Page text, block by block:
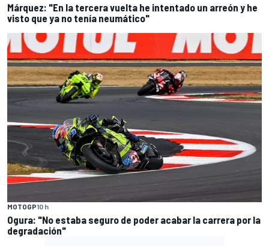
Márquez: "En la tercera vuelta he intentado un arreón y he
visto que ya no tenía neumático"
MOTOGP10 h
Ogura: "No estaba seguro de poder acabar la carrera por la
degradación"